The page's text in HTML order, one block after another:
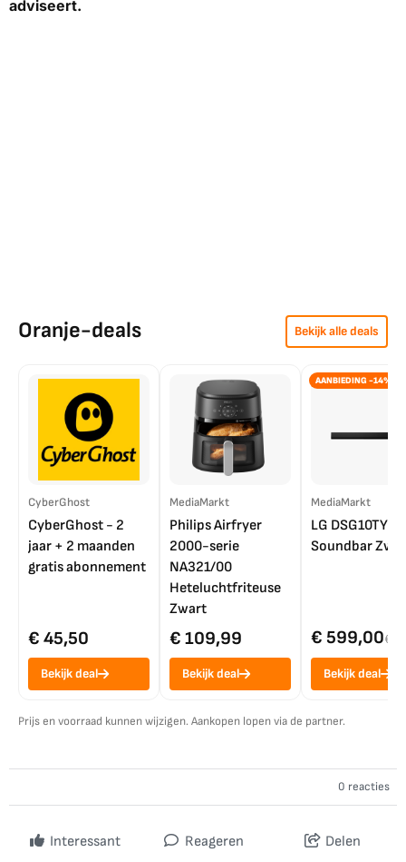
adviseert.
Oranje-deals Bekijk alle deals
CyberGhost
CyberGhost - 2
jaar + 2 maanden
gratis abonnement
€ 45,50
Bekijk deal
MediaMarkt
Philips Airfryer
2000-serie
NA321/00
Heteluchtfriteuse
Zwart
€ 109,99
Bekijk deal
AANBIEDING -14%
MediaMarkt
LG DSG10TY
Soundbar
€ 599,00€
Bekijk deal
Prijs en voorraad kunnen wijzigen. Aankopen lopen via de partner.
0 reacties
Interessant Reageren Delen